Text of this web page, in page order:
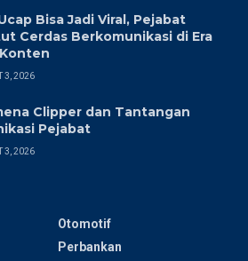
Bisa Jadi Viral, Pejabat
Cerdas Berkomunikasi di Era
3, 2026
Clipper dan Tantangan
Pejabat
3, 2026
Otomotif
Perbankan